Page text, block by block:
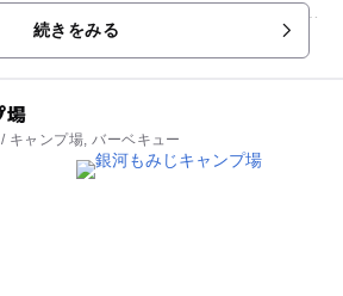
ドレンタル開始】 いよいよスノーボー
続きをみる
場
キャンプ場, バーベキュー